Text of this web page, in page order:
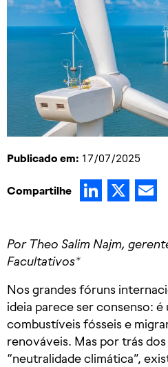
Publicado em: 17/07/2025
Compartilhe X
Por Theo Salim Najm,
Facultativos*
Nos grandes fóruns
ideia parece ser consenso:
combustíveis fósseis e
renováveis. Mas por trás dos
“neutralidade climática”,